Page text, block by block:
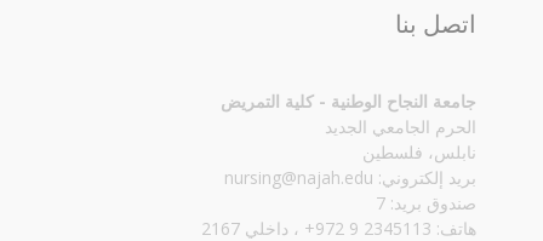
اتصل بنا
جامعة النجاح الوطنية - كلية التمريض
الحرم الجامعي الجديد
نابلس، فلسطين
بريد إلكتروني: nursing@najah.edu
صندوق بريد: 7
هاتف: 2345113 9 972+ ، داخلي 2167